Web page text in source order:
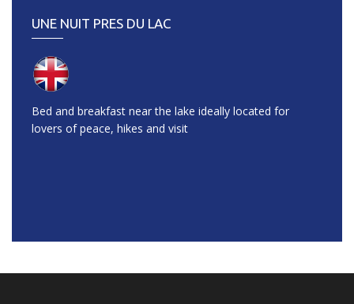
UNE NUIT PRES DU LAC
Bed and breakfast near the lake ideally located for
lovers of peace, hikes and visit